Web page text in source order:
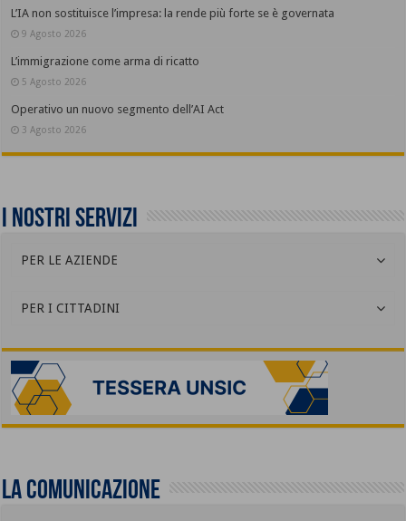
L’IA non sostituisce l’impresa: la rende più forte se è governata
9 Agosto 2026
L’immigrazione come arma di ricatto
5 Agosto 2026
Operativo un nuovo segmento dell’AI Act
3 Agosto 2026
I nostri servizi
PER LE AZIENDE
PER I CITTADINI
La comunicazione